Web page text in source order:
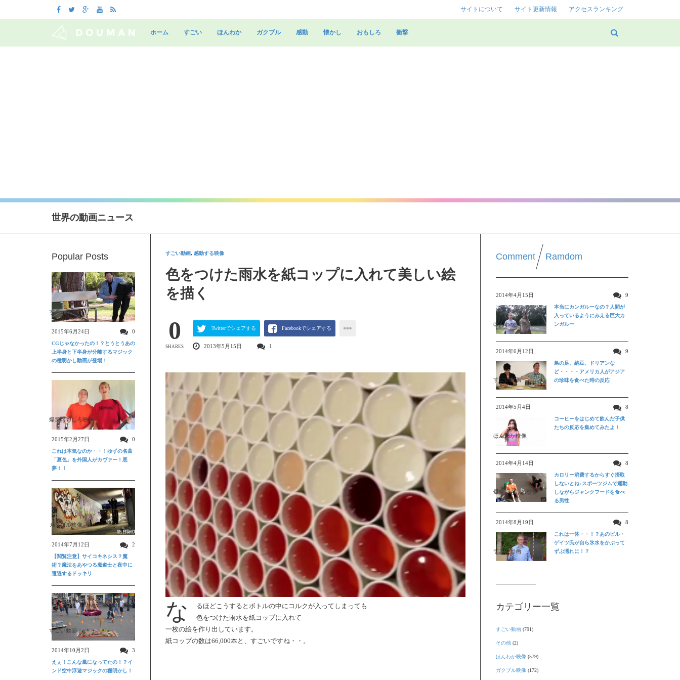
サイトについて サイト更新情報 アクセスランキング
to
ホーム すごい ほんわか ガクブル 感動 懐かし おもしろ 衝撃
世界の動画ニュース
すごい動画, 感動する映像
色をつけた雨水を紙コップに入れて美しい絵
を描く
0
SHARES
Twitterでシェアする Facebookでシェアする
2013年5月15日 1
な
るほどこうするとボトルの中にコルクが入ってしまっても
色をつけた雨水を紙コップに入れて
一枚の絵を作り出しています。
紙コップの数は66,000本と、すごいですね・・。
Comment Ramdom
2014年4月15日 9
ほんわか映像
本当にカンガルーなの？人間が
入っているようにみえる巨大カ
ンガルー
2014年6月12日 9
すごい動画
鳥の足、納豆、ドリアンな
ど・・・・アメリカ人がアジア
の珍味を食べた時の反応
2014年5月4日 8
ほんわか映像
コーヒーをはじめて飲んだ子供
たちの反応を集めてみたよ！
2014年4月14日 8
爆笑おもしろ映像
カロリー消費するからすぐ摂取
しないとね♪スポーツジムで運動
しながらジャンクフードを食べ
る男性
2014年8月19日 8
すごい動画
これは一体・・！？あのビル・
ゲイツ氏が自ら氷水をかぶって
ずぶ濡れに！？
カテゴリー一覧
すごい動画 (791)
その他 (2)
ほんわか映像 (579)
ガクブル映像 (172)
Popular Posts
すごい動画
2015年6月24日 0
CGじゃなかったの！？とうとうあの
上半身と下半身が分離するマジック
の種明かし動画が登場！
爆笑おもしろ映像
2015年2月27日 0
これは本気なのか・・！ゆずの名曲
「夏色」を外国人がカヴァー！悪
夢！！
ガクブル映像
2014年7月12日 2
【閲覧注意】サイコキネシス？魔
術？魔法をあやつる魔道士と夜中に
遭遇するドッキリ
すごい動画
2014年10月2日 3
えぇ！こんな風になってたの！？イ
ンド空中浮遊マジックの種明かし！